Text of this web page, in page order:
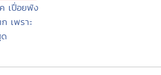
เปื่อยพัง
เพราะ